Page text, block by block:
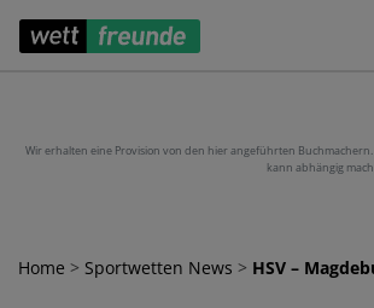
Wir erhalten eine Provision von den hier angeführten Buchmachern.
kann abhängig
Home > Sportwetten News > HSV –